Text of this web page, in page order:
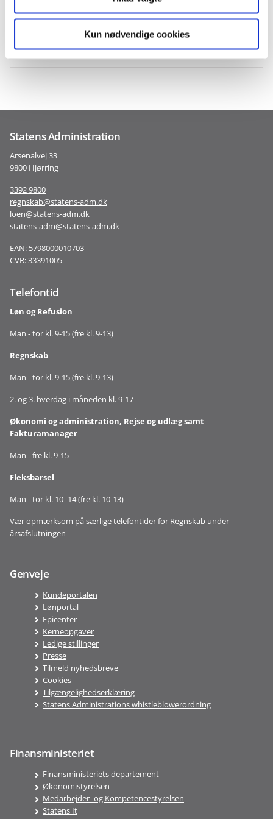
Kun nødvendige cookies
Her kan du få et overblik refusionstyper, hvad de dækker over
og hvem der har myndighedsansvaret.
Overblik over udbetalingsmyndighederne
Statens Administration
Arsenalvej 33
9800 Hjørring
3392 9800
regnskab@statens-adm.dk
loen@statens-adm.dk
statens-adm@statens-adm.dk
EAN: 5798000010703
CVR: 33391005
Telefontid
Løn og Refusion
Man - tor kl. 9-15 (fre kl. 9-13)
Regnskab
Man - tor kl. 9-15 (fre kl. 9-13)
2. og 3. hverdag i måneden kl. 9-17
Økonomi og administration, Rejse og udlæg samt
Fakturamanager
Man - fre kl. 9-15
Fleksbarsel
Man - tor kl. 10–14 (fre kl. 10-13)
Vær opmærksom på særlige telefontider for Regnskab under
årsafslutningen
Genveje
Kundeportalen
Lønportal
Epicenter
Kerneopgaver
Ledige stillinger
Presse
Tilmeld nyhedsbreve
Cookies
Tilgængelighedserklæring
Statens Administrations whistleblowerordning
Finansministeriet
Finansministeriets departement
Økonomistyrelsen
Medarbejder- og Kompetencestyrelsen
Statens It